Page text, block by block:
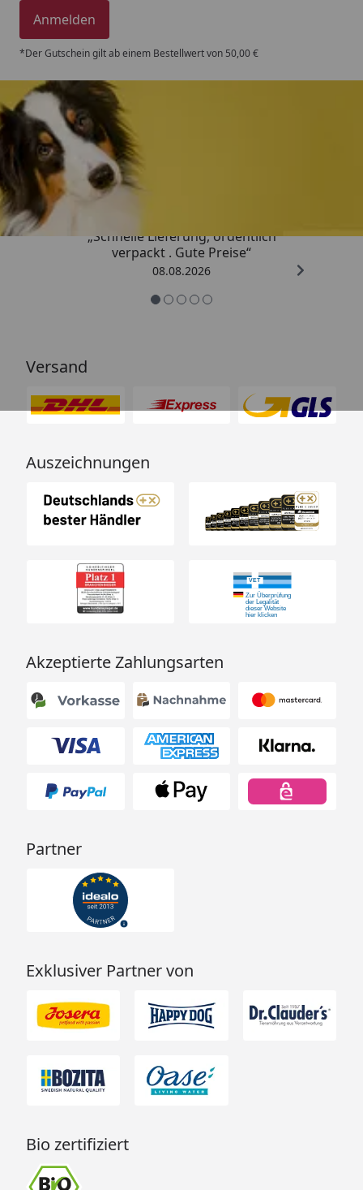
Anmelden
*Der Gutschein gilt ab einem Bestellwert von 50,00 €
Trusted Shops
„Schnelle Lieferung, ordentlich
verpackt . Gute Preise“
08.08.2026
Versand
Auszeichnungen
Akzeptierte Zahlungsarten
Partner
Exklusiver Partner von
Bio zertifiziert